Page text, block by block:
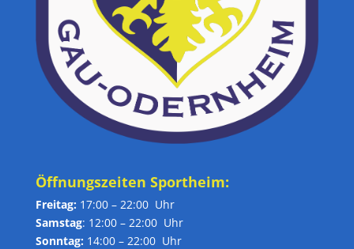
Öffnungszeiten Sportheim:
Freitag: 17:00 – 22:00 Uhr
Samstag: 12:00 – 22:00 Uhr
Sonntag: 14:00 – 22:00 Uhr